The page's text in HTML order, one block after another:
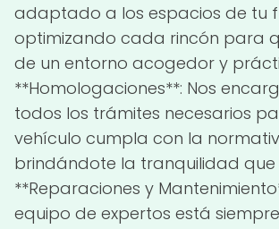
adaptado a los espacios de tu
optimizando cada rincón para
de un entorno acogedor y
**Homologaciones**: Nos
todos los trámites necesarios
vehículo cumpla con la
brindándote la tranquilidad que
**Reparaciones y
equipo de expertos está